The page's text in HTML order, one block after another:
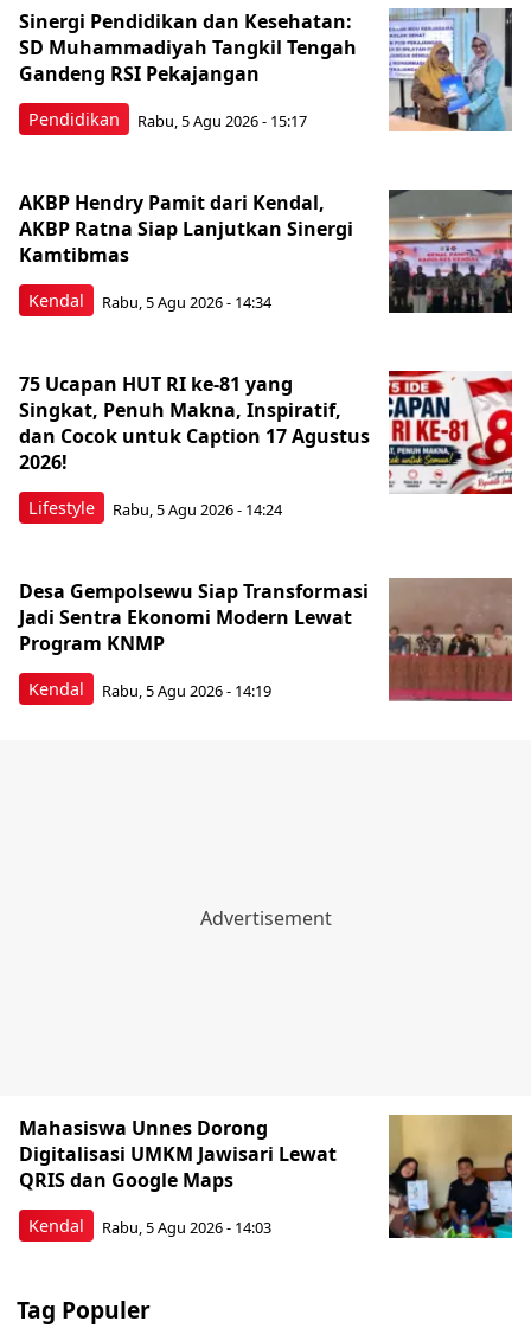
Pendidikan
Sinergi Pendidikan dan Kesehatan:
SD Muhammadiyah Tangkil Tengah
Gandeng RSI Pekajangan
Rabu, 5 Agu 2026 - 15:17
Kendal
AKBP Hendry Pamit dari Kendal,
AKBP Ratna Siap Lanjutkan Sinergi
Kamtibmas
Rabu, 5 Agu 2026 - 14:34
Lifestyle
75 Ucapan HUT RI ke-81 yang
Singkat, Penuh Makna, Inspiratif,
dan Cocok untuk Caption 17 Agustus
2026!
Rabu, 5 Agu 2026 - 14:24
Kendal
Desa Gempolsewu Siap Transformasi
Jadi Sentra Ekonomi Modern Lewat
Program KNMP
Rabu, 5 Agu 2026 - 14:19
Kendal
Mahasiswa Unnes Dorong
Digitalisasi UMKM Jawisari Lewat
QRIS dan Google Maps
Rabu, 5 Agu 2026 - 14:03
Tag Populer